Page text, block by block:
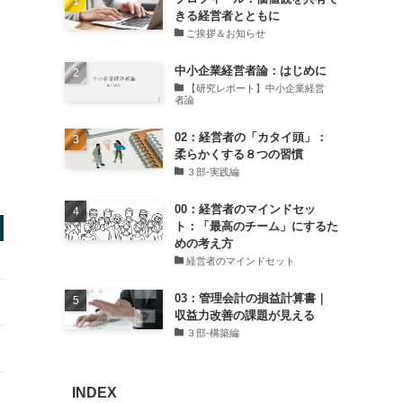
きる経営者とともに
ご挨拶＆お知らせ
中小企業経営者論：はじめに
【研究レポート】中小企業経営
者論
02：経営者の「カタイ頭」：
柔らかくする８つの習慣
３部-実践編
00：経営者のマインドセッ
ト：「最高のチーム」にするた
めの考え方
経営者のマインドセット
03：管理会計の損益計算書｜
収益力改善の課題が見える
３部-構築編
INDEX